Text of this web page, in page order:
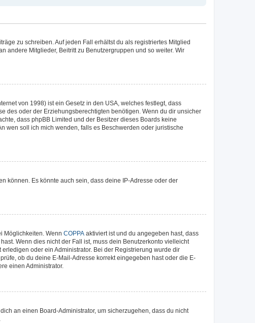
zu schreiben. Auf jeden Fall erhältst du als registriertes Mitglied
andere Mitglieder, Beitritt zu Benutzergruppen und so weiter. Wir
von 1998) ist ein Gesetz in den USA, welches festlegt, dass
des oder der Erziehungsberechtigten benötigen. Wenn du dir unsicher
dass phpBB Limited und der Besitzer dieses Boards keine
wen soll ich mich wenden, falls es Beschwerden oder juristische
können. Es könnte auch sein, dass deine IP-Adresse oder der
Möglichkeiten. Wenn COPPA aktiviert ist und du angegeben hast, dass
Wenn dies nicht der Fall ist, muss dein Benutzerkonto vielleicht
oder ein Administrator. Bei der Registrierung wurde dir
ob du deine E-Mail-Adresse korrekt eingegeben hast oder die E-
einen Administrator.
an einen Board-Administrator, um sicherzugehen, dass du nicht